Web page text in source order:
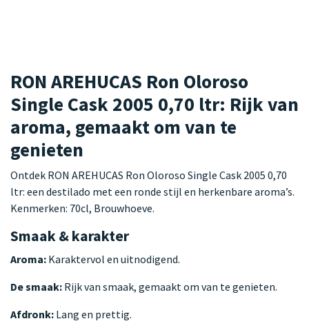
RON AREHUCAS Ron Oloroso
Single Cask 2005 0,70 ltr: Rijk van
aroma, gemaakt om van te
genieten
Ontdek RON AREHUCAS Ron Oloroso Single Cask 2005 0,70
ltr: een destilado met een ronde stijl en herkenbare aroma’s.
Kenmerken: 70cl, Brouwhoeve.
Smaak & karakter
Aroma: Karaktervol en uitnodigend.
De smaak: Rijk van smaak, gemaakt om van te genieten.
Afdronk: Lang en prettig.